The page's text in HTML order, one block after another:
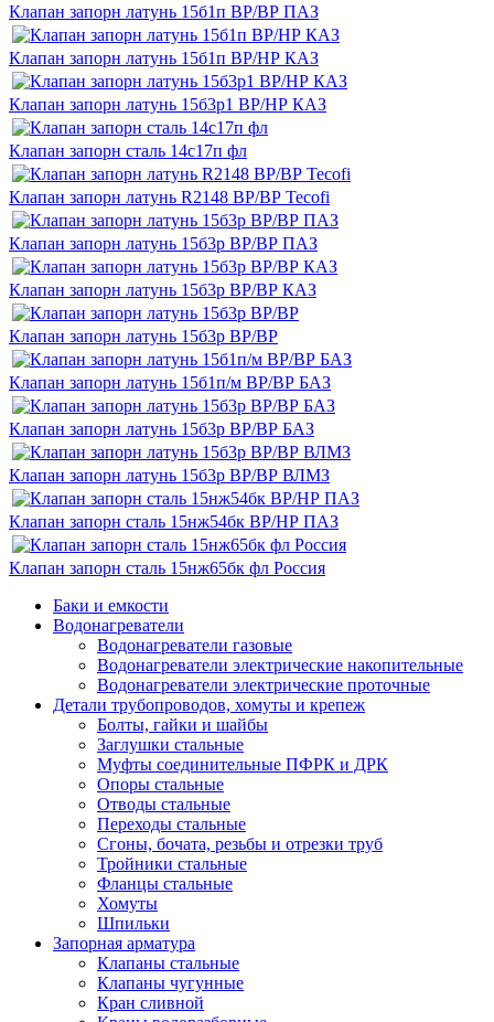
Клапан запорн латунь 15б1п ВР/ВР ПАЗ
Клапан запорн латунь 15б1п ВР/НР КАЗ
Клапан запорн латунь 15б3р1 ВР/НР КАЗ
Клапан запорн сталь 14с17п фл
Клапан запорн латунь R2148 ВР/ВР Tecofi
Клапан запорн латунь 15б3р ВР/ВР ПАЗ
Клапан запорн латунь 15б3р ВР/ВР КАЗ
Клапан запорн латунь 15б3р ВР/ВР
Клапан запорн латунь 15б1п/м ВР/ВР БАЗ
Клапан запорн латунь 15б3р ВР/ВР БАЗ
Клапан запорн латунь 15б3р ВР/ВР ВЛМЗ
Клапан запорн сталь 15нж54бк ВР/НР ПАЗ
Клапан запорн сталь 15нж65бк фл Россия
Баки и емкости
Водонагреватели
Водонагреватели газовые
Водонагреватели электрические накопительные
Водонагреватели электрические проточные
Детали трубопроводов, хомуты и крепеж
Болты, гайки и шайбы
Заглушки стальные
Муфты соединительные ПФРК и ДРК
Опоры стальные
Отводы стальные
Переходы стальные
Сгоны, бочата, резьбы и отрезки труб
Тройники стальные
Фланцы стальные
Хомуты
Шпильки
Запорная арматура
Клапаны стальные
Клапаны чугунные
Кран сливной